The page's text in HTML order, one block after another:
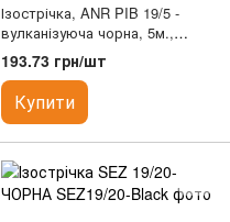
Ізострічка, ANR PIB 19/5 -
вулканізуюча чорна, 5м.,
ANTICOR
193.73 грн/шт
Купити